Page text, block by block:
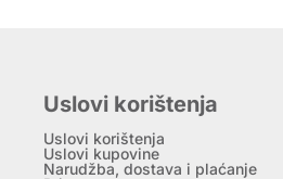
Uslovi korištenja
Uslovi korištenja
Uslovi kupovine
Narudžba, dostava i plaćanje